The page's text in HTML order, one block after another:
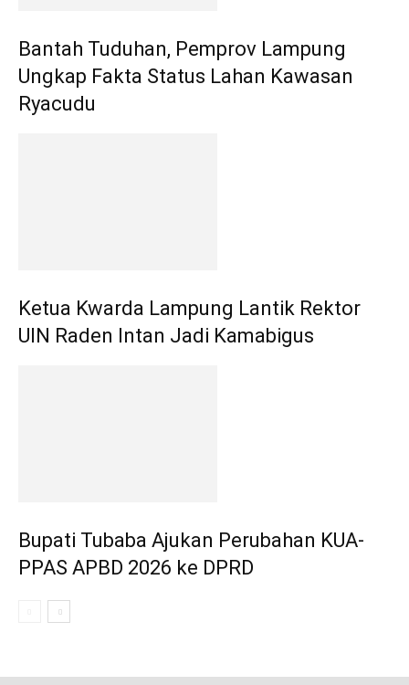
Bantah Tuduhan, Pemprov Lampung
Ungkap Fakta Status Lahan Kawasan
Ryacudu
Ketua Kwarda Lampung Lantik Rektor
UIN Raden Intan Jadi Kamabigus
Bupati Tubaba Ajukan Perubahan KUA-
PPAS APBD 2026 ke DPRD